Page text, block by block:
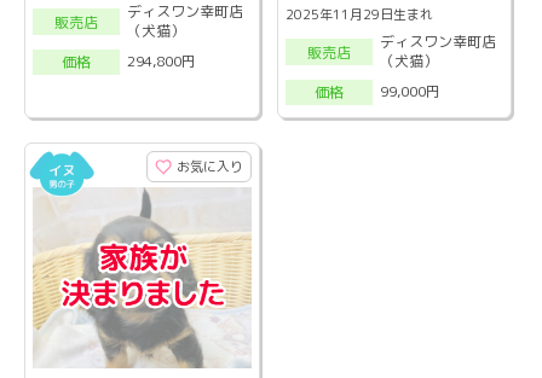
販売店
ディスワン幸町店
（犬猫）
価格
294,800円
2025年11月29日生まれ
販売店
ディスワン幸町店
（犬猫）
価格
99,000円
お気に入り